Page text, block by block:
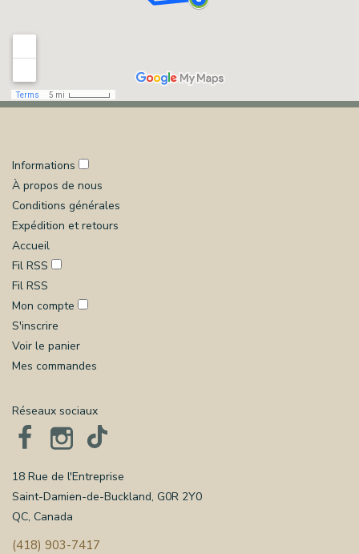
Informations
À propos de nous
Conditions générales
Expédition et retours
Accueil
Fil RSS
Fil RSS
Mon compte
S'inscrire
Voir le panier
Mes commandes
Réseaux sociaux
18 Rue de l'Entreprise
Saint-Damien-de-Buckland, G0R 2Y0
QC, Canada
(418) 903-7417